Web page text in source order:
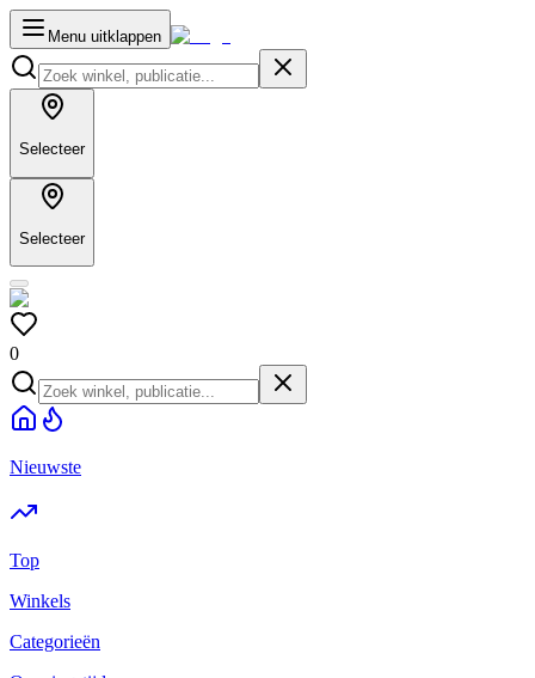
Menu uitklappen
Selecteer
Selecteer
0
Nieuwste
Top
Winkels
Categorieën